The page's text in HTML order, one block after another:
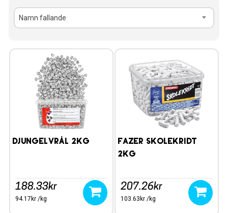
Namn fallande
Djungelvrål 2kg
188.33kr
94.17kr /kg
Fazer Skolekridt
2kg
207.26kr
103.63kr /kg